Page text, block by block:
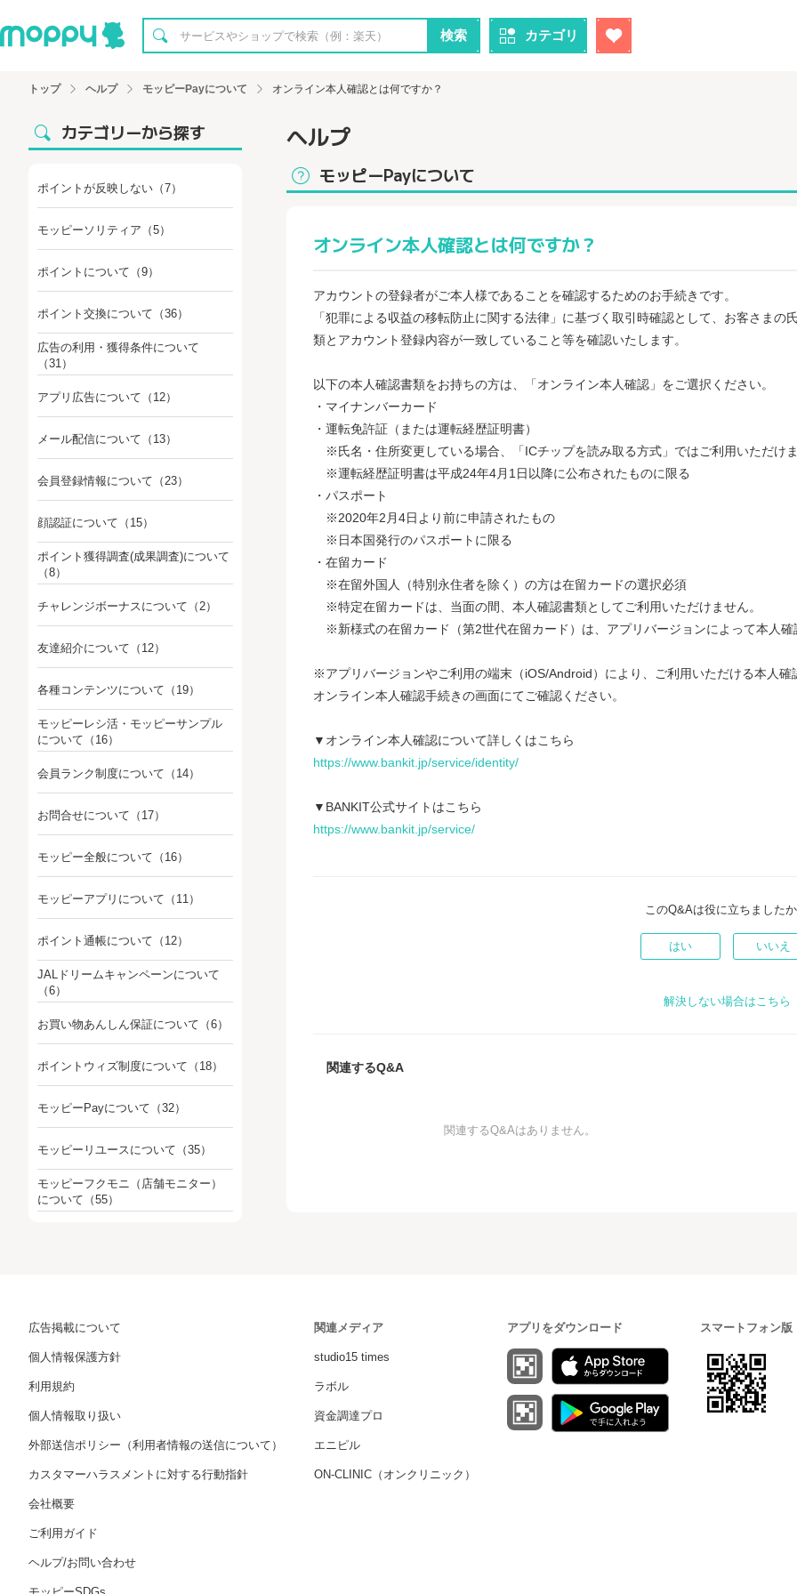
検索 カテゴリ
トップ ヘルプ モッピーPayについて オンライン本人確認とは何ですか？
ヘルプ
モッピーPayについて
オンライン本人確認とは何ですか？
アカウントの登録者がご本人様であることを確認するためのお手続きです。
「犯罪による収益の移転防止に関する法律」に基づく取引時確認として、お客さま
類とアカウント登録内容が一致していること等を確認いたします。
以下の本人確認書類をお持ちの方は、「オンライン本人確認」をご選択ください。
・マイナンバーカード
・運転免許証（または運転経歴証明書）
※氏名・住所変更している場合、「ICチップを読み取る方式」ではご利用いただけ
※運転経歴証明書は平成24年4月1日以降に公布されたものに限る
・パスポート
※2020年2月4日より前に申請されたもの
※日本国発行のパスポートに限る
・在留カード
※在留外国人（特別永住者を除く）の方は在留カードの選択必須
※特定在留カードは、当面の間、本人確認書類としてご利用いただけません。
※新様式の在留カード（第2世代在留カード）は、アプリバージョンによって本人
※アプリバージョンやご利用の端末（iOS/Android）により、ご利用いただける本人確
オンライン本人確認手続きの画面にてご確認ください。
▼オンライン本人確認について詳しくはこちら
https://www.bankit.jp/service/identity/
▼BANKIT公式サイトはこちら
https://www.bankit.jp/service/
このQ&Aは役に立ちました
はい いいえ
解決しない場合はこちら
関連するQ&A
関連するQ&Aはありません。
カテゴリーから探す
ポイントが反映しない （7）
モッピーソリティア （5）
ポイントについて （9）
ポイント交換について （36）
広告の利用・獲得条件について
（31）
アプリ広告について （12）
メール配信について （13）
会員登録情報について （23）
顔認証について （15）
ポイント獲得調査(成果調査)について
（8）
チャレンジボーナスについて （2）
友達紹介について （12）
各種コンテンツについて （19）
モッピーレシ活・モッピーサンプル
について （16）
会員ランク制度について （14）
お問合せについて （17）
モッピー全般について （16）
モッピーアプリについて （11）
ポイント通帳について （12）
JALドリームキャンペーンについて
（6）
お買い物あんしん保証について （6）
ポイントウィズ制度について （18）
モッピーPayについて （32）
モッピーリユースについて （35）
モッピーフクモニ（店舗モニター）
について （55）
広告掲載について
個人情報保護方針
利用規約
個人情報取り扱い
外部送信ポリシー（利用者情報の送信について）
カスタマーハラスメントに対する行動指針
会社概要
ご利用ガイド
ヘルプ/お問い合わせ
関連メディア
studio15 times
ラボル
資金調達プロ
エニピル
ON-CLINIC（オンクリニック）
アプリをダウンロード スマートフォン版